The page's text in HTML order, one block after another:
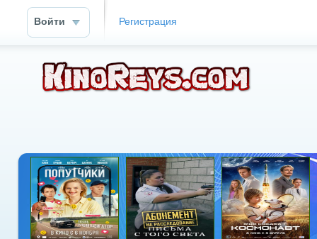
Войти Регистрация